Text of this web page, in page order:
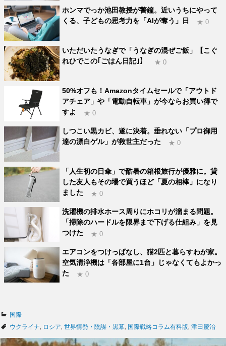
ホンマでっか池田教授が警鐘。近いうちにやって
くる、子どもの思考力を「AIが奪う」日
★ 0
いただいたうなぎで「うなぎの混ぜご飯」【こぐ
れひでこの｢ごはん日記｣】
★ 0
50%オフも！Amazonタイムセールで「アウトド
アチェア」や「電動自転車」が今ならお買い得で
すよ
★ 0
しつこい黒カビ、遂に決着。垂れない「プロ御用
達の漂白ゲル」が救世主だった
★ 0
「人生初の日傘」で酷暑の箱根旅行が優雅に。貸
した友人もその場で買うほど「夏の相棒」になり
ました
★ 0
洗濯機の排水ホース周りにホコリが溜まる問題。
「掃除のハードルを限界まで下げる仕組み」を見
つけた
★ 0
エアコンをつけっぱなし、猫2匹と暮らすわが家。
空気清浄機は「各部屋に1台」じゃなくてもよかっ
た
★ 0
カ
テ
リ
国際
タ
ウクライナ ロシア 世界情勢・陰謀・黒幕 国際戦略コラム有料版 津田慶治